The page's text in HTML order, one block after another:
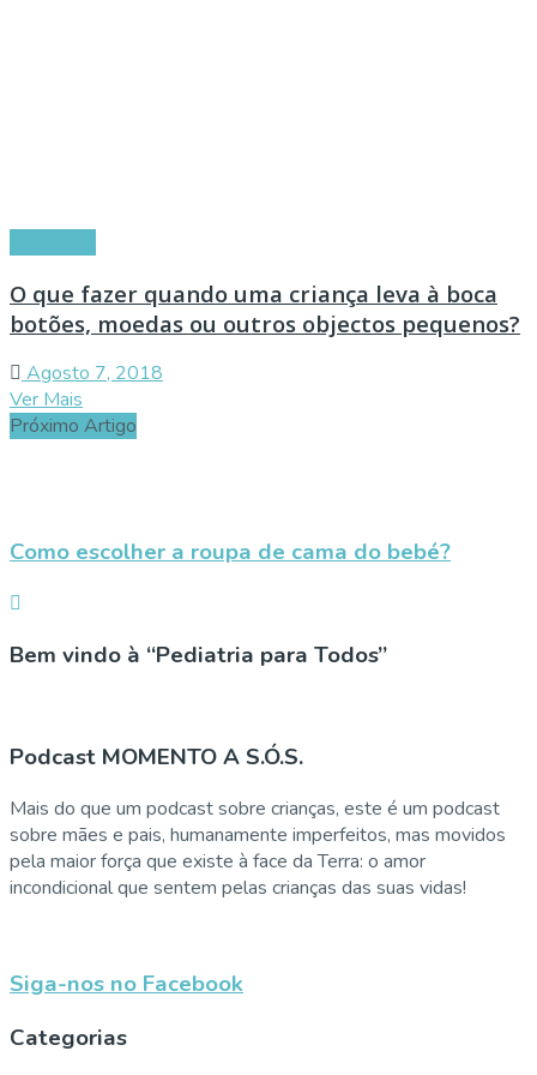
O que fazer quando uma criança leva à boca
botões, moedas ou outros objectos pequenos?
Agosto 7, 2018
Ver Mais
Próximo Artigo
Como escolher a roupa de cama do bebé?
Bem vindo à “Pediatria para Todos”
Podcast MOMENTO A S.Ó.S.
Mais do que um podcast sobre crianças, este é um podcast
sobre mães e pais, humanamente imperfeitos, mas movidos
pela maior força que existe à face da Terra: o amor
incondicional que sentem pelas crianças das suas vidas!
Siga-nos no Facebook
Categorias